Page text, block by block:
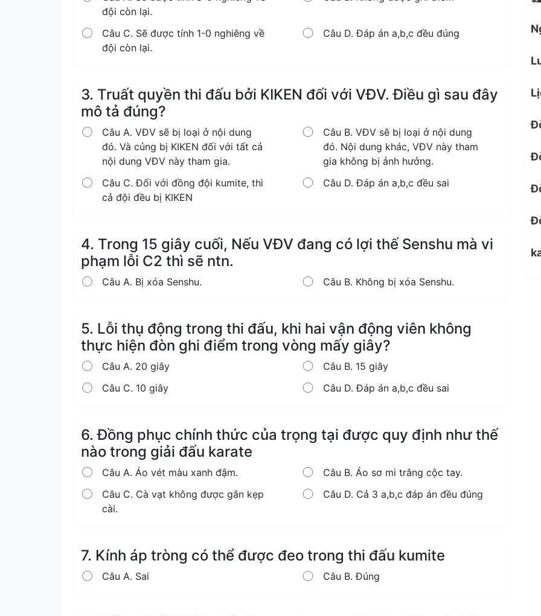
đội còn lại.
Câu C. Sẽ được tính 1-0 nghiêng về
đội còn lại.
Câu D. Đáp án a,b,c đều đúng
3. Truất quyền thi đấu bởi KIKEN đối với VĐV. Điều gì sau đây
mô tả đúng?
Câu A. VĐV sẽ bị loại ở nội dung
đó. Và củng bị KIKEN đối với tất cả
nội dung VĐV này tham gia.
Câu B. VĐV sẽ bị loại ở nội dung
đó. Nội dung khác, VĐV này tham
gia không bị ảnh hưởng.
Câu C. Đối với đồng đội kumite, thì
cả đội đều bị KIKEN
Câu D. Đáp án a,b,c đều sai
4. Trong 15 giây cuối, Nếu VĐV đang có lợi thế Senshu mà vi
phạm lỗi C2 thì sẽ ntn.
Câu A. Bị xóa Senshu. Câu B. Không bị xóa Senshu.
5. Lỗi thụ động trong thi đấu, khi hai vận động viên không
thực hiện đòn ghi điểm trong vòng mấy giây?
Câu A. 20 giây
Câu B. 15 giây
Câu C. 10 giây
Câu D. Đáp án a,b,c đều sai
6. Đồng phục chính thức của trọng tại được quy định như thế
nào trong giải đấu karate
Câu A. Áo vét màu xanh đậm.
Câu B. Áo sơ mi trắng cộc tay.
Câu C. Cà vạt không được gắn kẹp
cài.
Câu D. Cả 3 a,b,c đáp án đều đúng
7. Kính áp tròng có thể được đeo trong thi đấu kumite
Câu A. Sai Câu B. Đúng